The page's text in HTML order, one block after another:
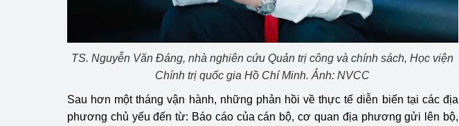
TS. Nguyễn Văn Đáng, nhà nghiên cứu Quản trị công và chính sách, Học viện
Chính trị quốc gia Hồ Chí Minh. Ảnh: NVCC
Sau hơn một tháng vận hành, những phản hồi về thực tế diễn biến tại các địa
phương chủ yếu đến từ: Báo cáo của cán bộ, cơ quan địa phương gửi lên bộ,